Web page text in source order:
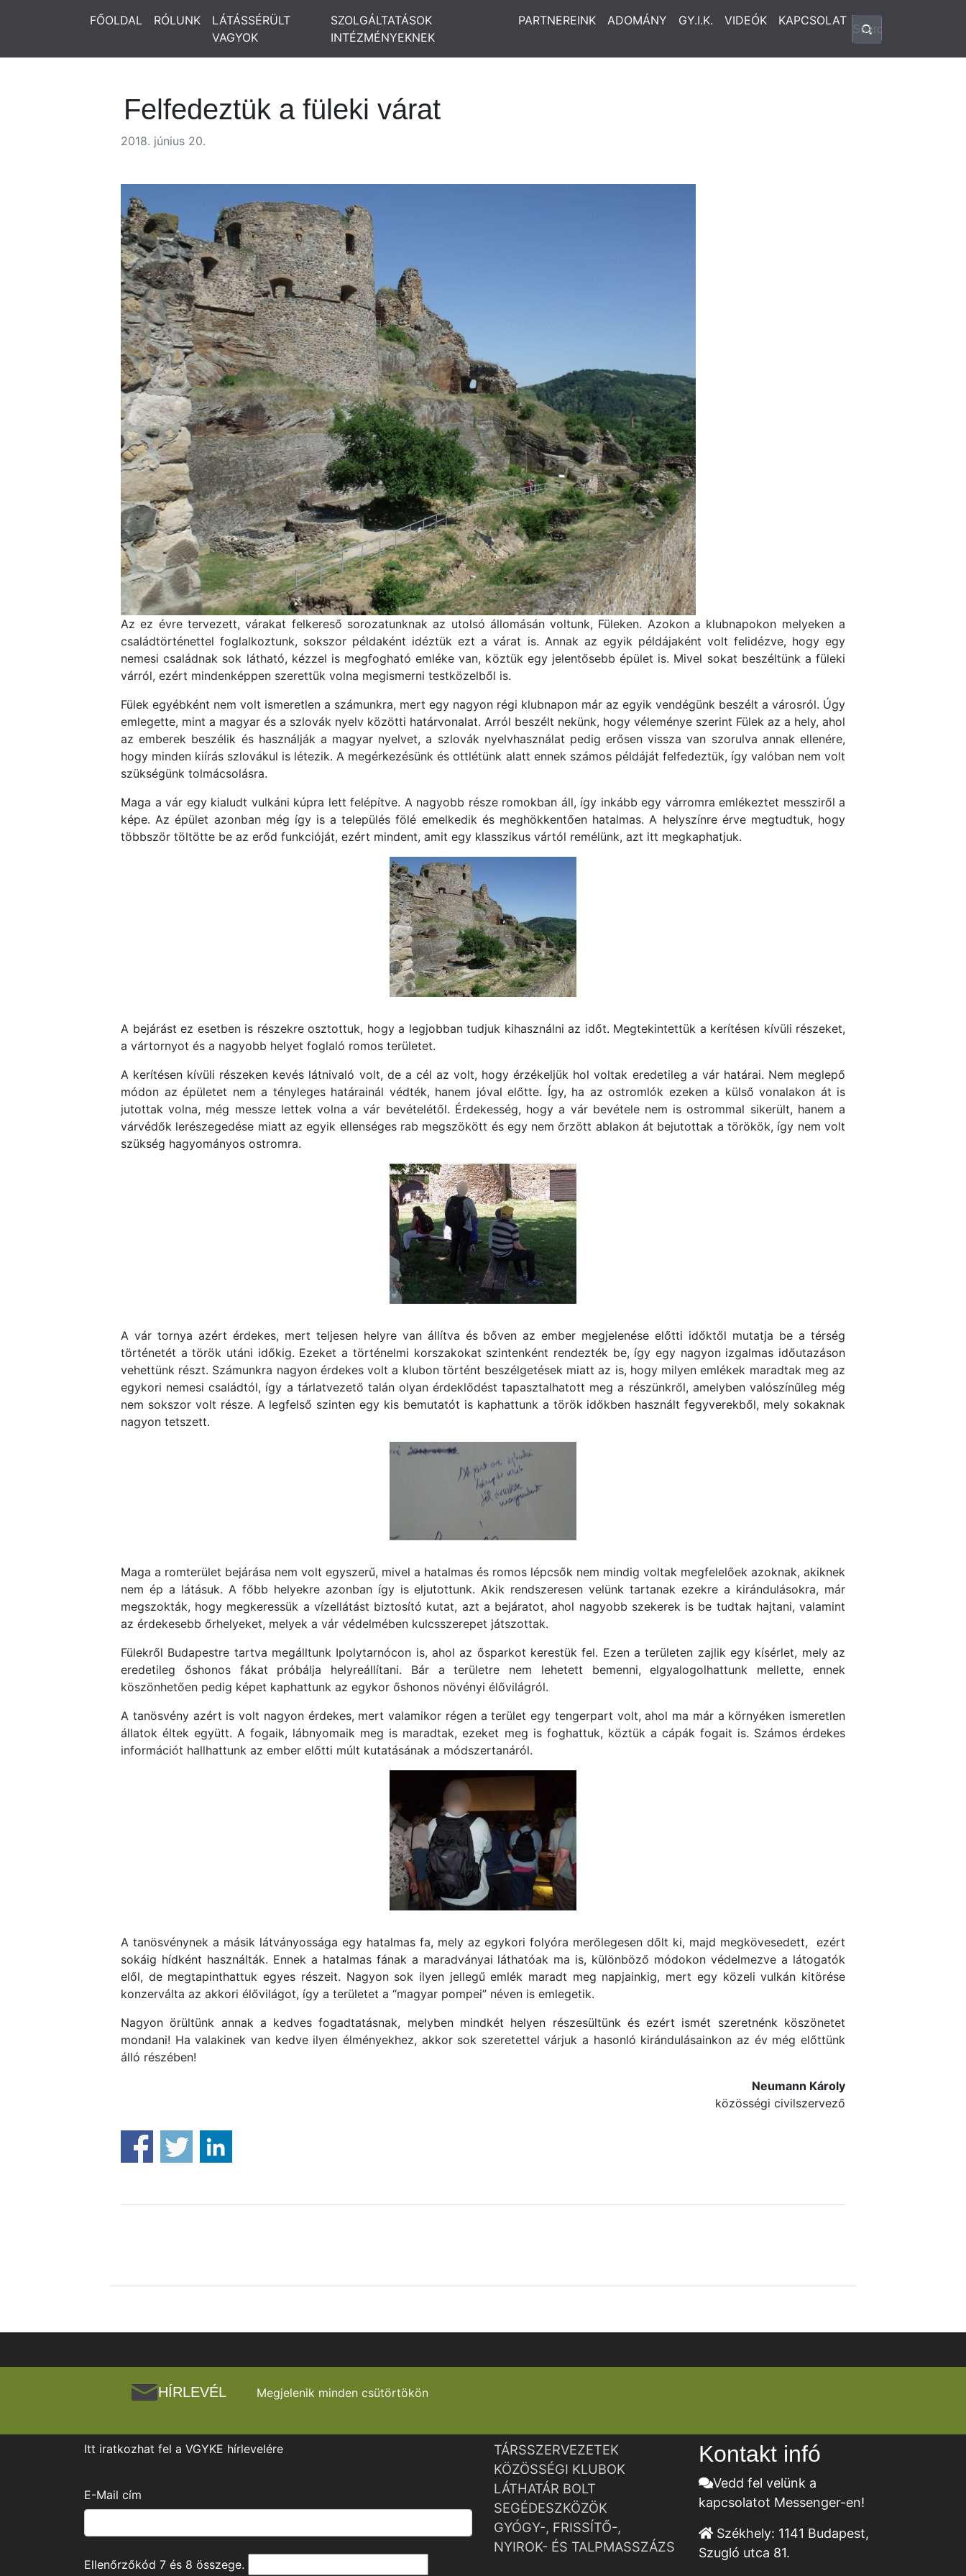
FŐOLDAL RÓLUNK
LÁTÁSSÉRÜLT
VAGYOK
SZOLGÁLTATÁSOK
INTÉZMÉNYEKNEK
PARTNEREINK ADOMÁNY GY.I.K. VIDEÓK KAPCSOLAT
Felfedeztük a füleki várat
2018. június 20.
Az ez évre tervezett, várakat felkereső sorozatunknak az utolsó állomásán voltunk, Füleken. Azokon a klubnapokon melyeken a
családtörténettel foglalkoztunk, sokszor példaként idéztük ezt a várat is. Annak az egyik példájaként volt felidézve, hogy egy
nemesi családnak sok látható, kézzel is megfogható emléke van, köztük egy jelentősebb épület is. Mivel sokat beszéltünk a füleki
várról, ezért mindenképpen szerettük volna megismerni testközelből is.
Fülek egyébként nem volt ismeretlen a számunkra, mert egy nagyon régi klubnapon már az egyik vendégünk beszélt a városról. Úgy
emlegette, mint a magyar és a szlovák nyelv közötti határvonalat. Arról beszélt nekünk, hogy véleménye szerint Fülek az a hely, ahol
az emberek beszélik és használják a magyar nyelvet, a szlovák nyelvhasználat pedig erősen vissza van szorulva annak ellenére,
hogy minden kiírás szlovákul is létezik. A megérkezésünk és ottlétünk alatt ennek számos példáját felfedeztük, így valóban nem volt
szükségünk tolmácsolásra.
Maga a vár egy kialudt vulkáni kúpra lett felépítve. A nagyobb része romokban áll, így inkább egy várromra emlékeztet messziről a
képe. Az épület azonban még így is a település fölé emelkedik és meghökkentően hatalmas. A helyszínre érve megtudtuk, hogy
többször töltötte be az erőd funkcióját, ezért mindent, amit egy klasszikus vártól remélünk, azt itt megkaphatjuk.
A bejárást ez esetben is részekre osztottuk, hogy a legjobban tudjuk kihasználni az időt. Megtekintettük a kerítésen kívüli részeket,
a vártornyot és a nagyobb helyet foglaló romos területet.
A kerítésen kívüli részeken kevés látnivaló volt, de a cél az volt, hogy érzékeljük hol voltak eredetileg a vár határai. Nem meglepő
módon az épületet nem a tényleges határainál védték, hanem jóval előtte. Így, ha az ostromlók ezeken a külső vonalakon át is
jutottak volna, még messze lettek volna a vár bevételétől. Érdekesség, hogy a vár bevétele nem is ostrommal sikerült, hanem a
várvédők lerészegedése miatt az egyik ellenséges rab megszökött és egy nem őrzött ablakon át bejutottak a törökök, így nem volt
szükség hagyományos ostromra.
A vár tornya azért érdekes, mert teljesen helyre van állítva és bőven az ember megjelenése előtti időktől mutatja be a térség
történetét a török utáni időkig. Ezeket a történelmi korszakokat szintenként rendezték be, így egy nagyon izgalmas időutazáson
vehettünk részt. Számunkra nagyon érdekes volt a klubon történt beszélgetések miatt az is, hogy milyen emlékek maradtak meg az
egykori nemesi családtól, így a tárlatvezető talán olyan érdeklődést tapasztalhatott meg a részünkről, amelyben valószínűleg még
nem sokszor volt része. A legfelső szinten egy kis bemutatót is kaphattunk a török időkben használt fegyverekből, mely sokaknak
nagyon tetszett.
Maga a romterület bejárása nem volt egyszerű, mivel a hatalmas és romos lépcsők nem mindig voltak megfelelőek azoknak, akiknek
nem ép a látásuk. A főbb helyekre azonban így is eljutottunk. Akik rendszeresen velünk tartanak ezekre a kirándulásokra, már
megszokták, hogy megkeressük a vízellátást biztosító kutat, azt a bejáratot, ahol nagyobb szekerek is be tudtak hajtani, valamint
az érdekesebb őrhelyeket, melyek a vár védelmében kulcsszerepet játszottak.
Fülekről Budapestre tartva megálltunk Ipolytarnócon is, ahol az ősparkot kerestük fel. Ezen a területen zajlik egy kísérlet, mely az
eredetileg őshonos fákat próbálja helyreállítani. Bár a területre nem lehetett bemenni, elgyalogolhattunk mellette, ennek
köszönhetően pedig képet kaphattunk az egykor őshonos növényi élővilágról.
A tanösvény azért is volt nagyon érdekes, mert valamikor régen a terület egy tengerpart volt, ahol ma már a környéken ismeretlen
állatok éltek együtt. A fogaik, lábnyomaik meg is maradtak, ezeket meg is foghattuk, köztük a cápák fogait is. Számos érdekes
információt hallhattunk az ember előtti múlt kutatásának a módszertanáról.
A tanösvénynek a másik látványossága egy hatalmas fa, mely az egykori folyóra merőlegesen dőlt ki, majd megkövesedett, ezért
sokáig hídként használták. Ennek a hatalmas fának a maradványai láthatóak ma is, különböző módokon védelmezve a látogatók
elől, de megtapinthattuk egyes részeit. Nagyon sok ilyen jellegű emlék maradt meg napjainkig, mert egy közeli vulkán kitörése
konzerválta az akkori élővilágot, így a területet a “magyar pompei” néven is emlegetik.
Nagyon örültünk annak a kedves fogadtatásnak, melyben mindkét helyen részesültünk és ezért ismét szeretnénk köszönetet
mondani! Ha valakinek van kedve ilyen élményekhez, akkor sok szeretettel várjuk a hasonló kirándulásainkon az év még előttünk
álló részében!
Neumann Károly
közösségi civilszervező
HÍRLEVÉL Megjelenik minden csütörtökön
Itt iratkozhat fel a VGYKE hírlevelére
E-Mail cím
Ellenőrzőkód 7 és 8 összege.
TÁRSSZERVEZETEK
KÖZÖSSÉGI KLUBOK
LÁTHATÁR BOLT
SEGÉDESZKÖZÖK
GYÓGY-, FRISSÍTŐ-,
NYIROK- ÉS TALPMASSZÁZS
Kontakt infó
Vedd fel velünk a
kapcsolatot Messenger-en!
Székhely: 1141 Budapest,
Szugló utca 81.